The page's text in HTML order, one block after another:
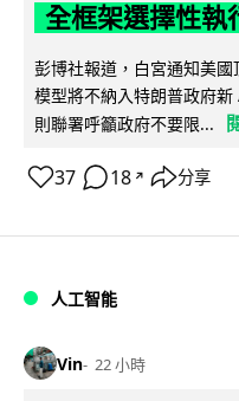
全框架選擇性執
彭博社報道，白宮通知美
模型將不納入特朗普政府
則聯署呼籲政府不要限...
37 18 ↗ 分享
人工智能
Vin 22 小時